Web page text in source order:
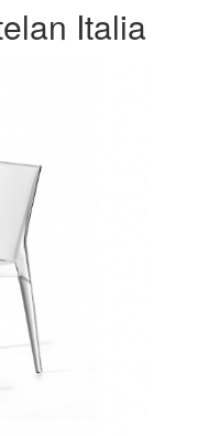
Italia